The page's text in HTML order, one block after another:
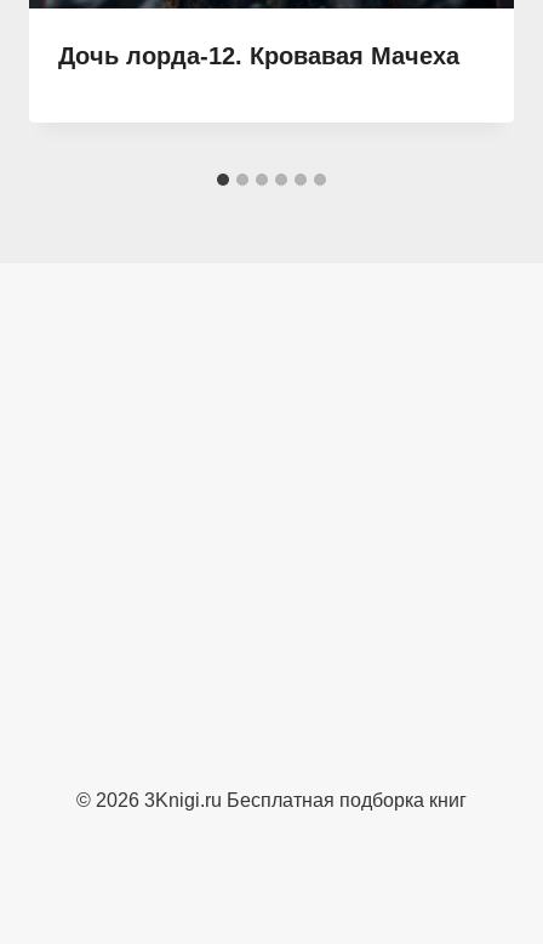
Дочь лорда-12. Кровавая Мачеха
© 2026 3Knigi.ru Бесплатная подборка книг